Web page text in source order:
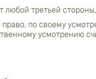
третьей
по своему
усмотрению